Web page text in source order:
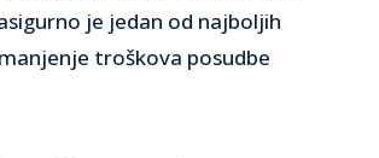
je jedan od najboljih
troškova posudbe